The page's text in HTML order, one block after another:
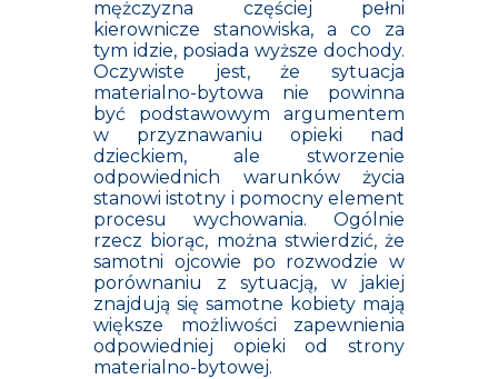
mężczyzna częściej pełni
kierownicze stanowiska, a co za
tym idzie, posiada wyższe dochody.
Oczywiste jest, że sytuacja
materialno-bytowa nie powinna
być podstawowym argumentem
w przyznawaniu opieki nad
dzieckiem, ale stworzenie
odpowiednich warunków życia
stanowi istotny i pomocny element
procesu wychowania. Ogólnie
rzecz biorąc, można stwierdzić, że
samotni ojcowie po rozwodzie w
porównaniu z sytuacją, w jakiej
znajdują się samotne kobiety mają
większe możliwości zapewnienia
odpowiedniej opieki od strony
materialno-bytowej.